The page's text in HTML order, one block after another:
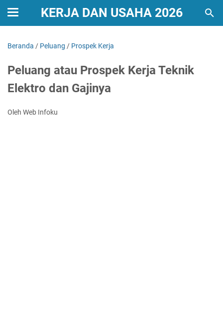
KERJA DAN USAHA 2026
Beranda / Peluang / Prospek Kerja
Peluang atau Prospek Kerja Teknik
Elektro dan Gajinya
Oleh Web Infoku